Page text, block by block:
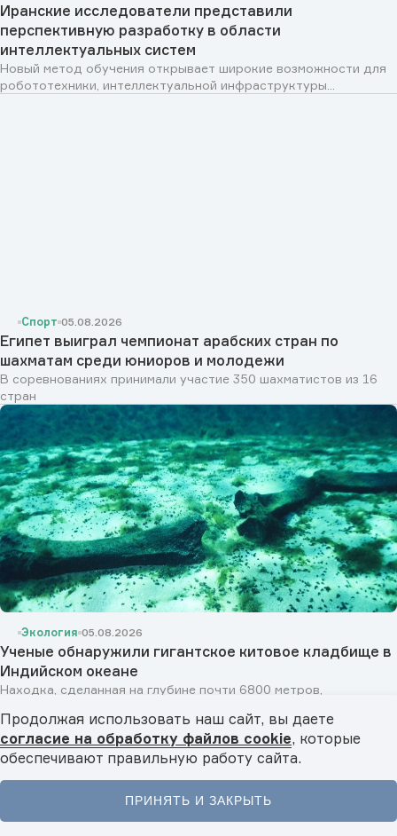
Главная Новости Видео Подкасты Меню
Иранские исследователи представили
перспективную разработку в области
интеллектуальных систем
Новый метод обучения открывает широкие возможности для
робототехники, интеллектуальной инфраструктуры...
Спорт 05.08.2026
Египет выиграл чемпионат арабских стран по
шахматам среди юниоров и молодежи
В соревнованиях принимали участие 350 шахматистов из 16
стран
Экология 05.08.2026
Ученые обнаружили гигантское китовое кладбище в
Индийском океане
Находка, сделанная на глубине почти 6800 метров,
Показать ещё
Продолжая использовать наш сайт, вы даете
согласие на обработку файлов cookie, которые
обеспечивают правильную работу сайта.
ПРИНЯТЬ И ЗАКРЫТЬ